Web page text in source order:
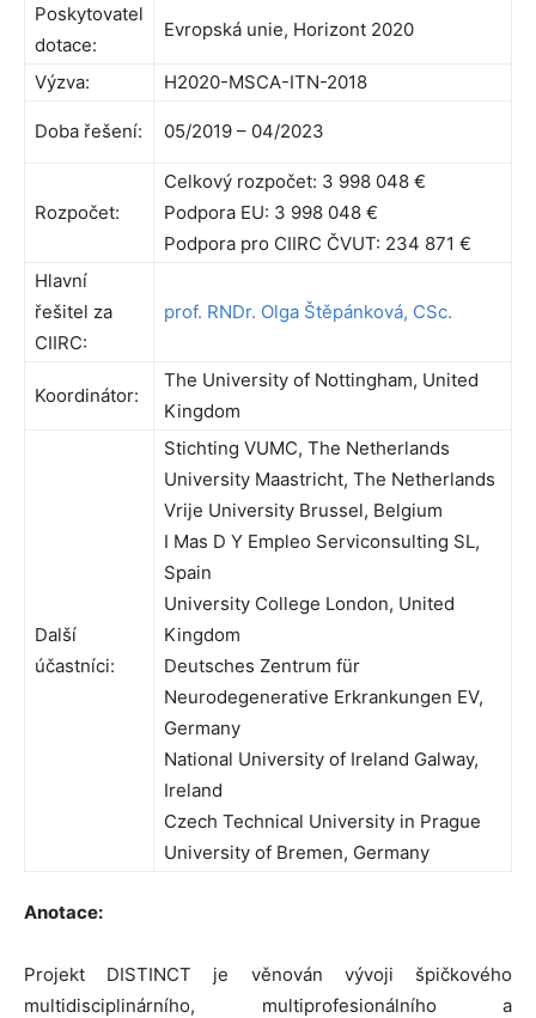
Poskytovatel
dotace:
Evropská unie, Horizont 2020
Výzva: H2020-MSCA-ITN-2018
Doba řešení: 05/2019 – 04/2023
Rozpočet:
Celkový rozpočet: 3 998 048 €
Podpora EU: 3 998 048 €
Podpora pro CIIRC ČVUT: 234 871 €
Hlavní
řešitel za
CIIRC:
prof. RNDr. Olga Štěpánková, CSc.
Koordinátor:
The University of Nottingham, United
Kingdom
Další
účastníci:
Stichting VUMC, The Netherlands
University Maastricht, The Netherlands
Vrije University Brussel, Belgium
I Mas D Y Empleo Serviconsulting SL,
Spain
University College London, United
Kingdom
Deutsches Zentrum für
Neurodegenerative Erkrankungen EV,
Germany
National University of Ireland Galway,
Ireland
Czech Technical University in Prague
University of Bremen, Germany
Anotace:
Projekt DISTINCT je věnován vývoji špičkového
multidisciplinárního, multiprofesionálního a